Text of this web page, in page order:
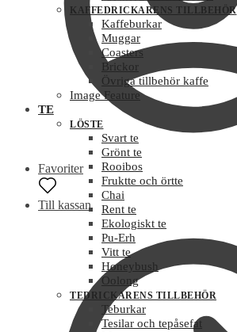
Favoriter
Till kassan
KAFFEDRICKARENS TILLBEHÖR
Kaffeburkar
Muggar
Coasters
Brickor
Övriga tillbehör kaffe
Image Feature
TE
LÖSTE
Svart te
Grönt te
Rooibos
Fruktte och örtte
Chai
Rent te
Ekologiskt te
Pu-Erh
Vitt te
Honeybush
Oolong
TEDRICKARENS TILLBEHÖR
Teburkar
Tesilar och tepåsefat